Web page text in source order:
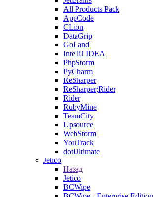
All Products Pack
AppCode
CLion
DataGrip
GoLand
IntelliJ IDEA
PhpStorm
PyCharm
ReSharper
ReSharper;Rider
Rider
RubyMine
TeamCity
Upsource
WebStorm
YouTrack
dotUltimate
Jetico
Назад
Jetico
BCWipe